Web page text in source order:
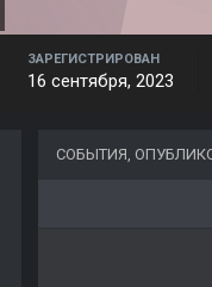
ЗАРЕГИСТРИРОВАН
16 сентября, 2023
СОБЫТИЯ,